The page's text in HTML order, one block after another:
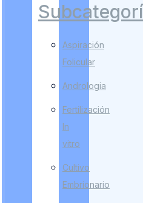
Aspiración
Folicular
Andrologia
Fertilización
In
vitro
Cultivo
Embrionario